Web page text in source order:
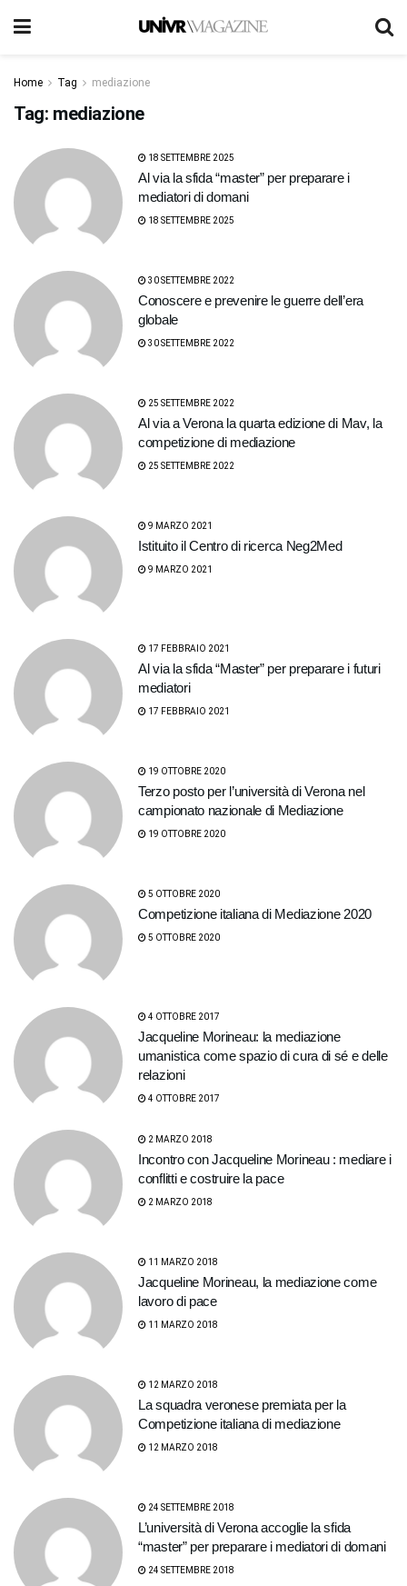
Home Tag mediazione
Tag: mediazione
18 SETTEMBRE 2025
Al via la sfida “master” per preparare i
mediatori di domani
18 SETTEMBRE 2025
30 SETTEMBRE 2022
Conoscere e prevenire le guerre dell’era
globale
30 SETTEMBRE 2022
25 SETTEMBRE 2022
Al via a Verona la quarta edizione di Mav, la
competizione di mediazione
25 SETTEMBRE 2022
9 MARZO 2021
Istituito il Centro di ricerca Neg2Med
9 MARZO 2021
17 FEBBRAIO 2021
Al via la sfida “Master” per preparare i futuri
mediatori
17 FEBBRAIO 2021
19 OTTOBRE 2020
Terzo posto per l’università di Verona nel
campionato nazionale di Mediazione
19 OTTOBRE 2020
5 OTTOBRE 2020
Competizione italiana di Mediazione 2020
5 OTTOBRE 2020
4 OTTOBRE 2017
Jacqueline Morineau: la mediazione
umanistica come spazio di cura di sé e delle
relazioni
4 OTTOBRE 2017
2 MARZO 2018
Incontro con Jacqueline Morineau : mediare i
conflitti e costruire la pace
2 MARZO 2018
11 MARZO 2018
Jacqueline Morineau, la mediazione come
lavoro di pace
11 MARZO 2018
12 MARZO 2018
La squadra veronese premiata per la
Competizione italiana di mediazione
12 MARZO 2018
24 SETTEMBRE 2018
L’università di Verona accoglie la sfida
“master” per preparare i mediatori di domani
24 SETTEMBRE 2018